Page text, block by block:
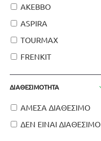
AKEBBO
ASPIRA
TOURMAX
FRENKIT
ΔΙΑΘΕΣΙΜΌΤΗΤΑ
ΑΜΕΣΑ ΔΙΑΘΕΣΙΜΟ
ΔΕΝ ΕΙΝΑΙ ΔΙΑΘΕΣΙΜΟ